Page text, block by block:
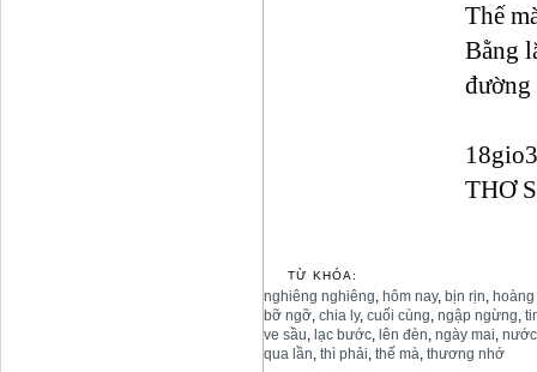
Thế
Bằng
đường
THƠ
TỪ KHÓA:
nghiêng nghiêng, hôm nay, bịn rịn,
bỡ ngỡ, chia ly, cuối cùng, ngập ngừng,
ve sầu, lạc bước, lên đèn, ngày mai,
qua lần, thì phải, thế mà, thương nhớ